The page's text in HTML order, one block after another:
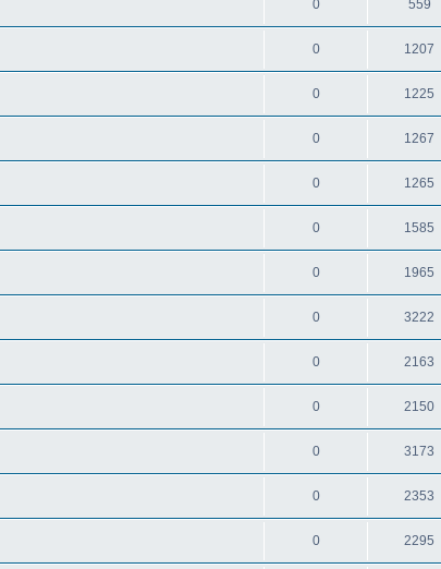
0 559
0 1207
0 1225
0 1267
0 1265
0 1585
0 1965
0 3222
0 2163
0 2150
0 3173
0 2353
0 2295